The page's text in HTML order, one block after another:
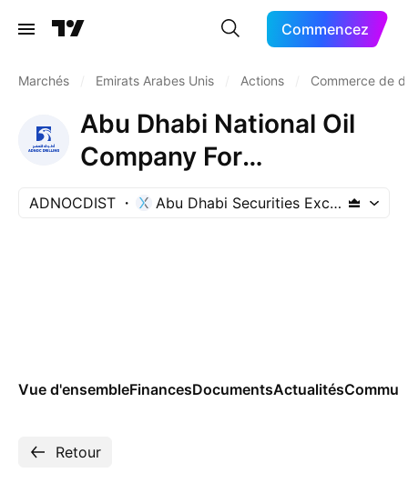
Commencez
Marchés Emirats Arabes Unis Actions Commerce de
Abu Dhabi National Oil
Company For
Distribution
ADNOCDIST Abu Dhabi Securities Exchange
Vue d'ensembleFinancesDocumentsActualités
Retour